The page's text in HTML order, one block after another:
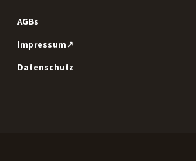
AGBs
Impressum↗
Datenschutz